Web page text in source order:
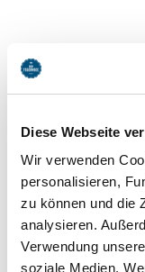
Diese Webseite
Wir verwenden
personalisieren,
zu können und die
analysieren.
Verwendung
soziale Medien,
Ringbergstr.
83707 Bad
jetzt Route planen